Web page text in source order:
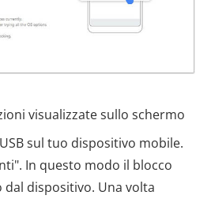
visualizzate sullo schermo
sul tuo dispositivo mobile.
In questo modo il blocco
dispositivo. Una volta